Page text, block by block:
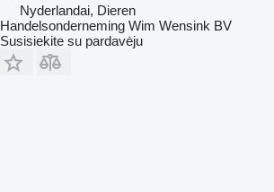
Nyderlandai, Dieren
Handelsonderneming Wim Wensink BV
Susisiekite su pardavėju